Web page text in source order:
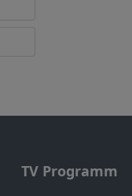
TV Programm